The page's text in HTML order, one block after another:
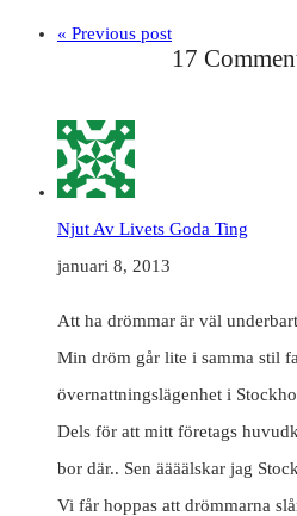
« Previous post
17
Njut Av Livets Goda Ting
januari 8, 2013
Att ha drömmar är väl
Min dröm går lite i samma stil
övernattningslägenhet i
Dels för att mitt företags
bor där.. Sen äääälskar jag
Vi får hoppas att drömmarna